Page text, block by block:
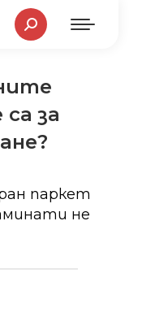
Search:
за
паркет
не